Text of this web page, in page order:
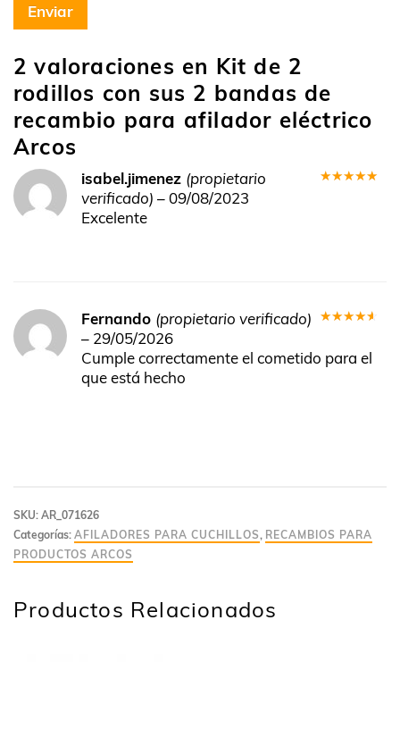
2 valoraciones en Kit de 2
rodillos con sus 2 bandas de
recambio para afilador eléctrico
Arcos
isabel.jimenez (propietario
verificado) –09/08/2023
Excelente
5
Fernando (propietario verificado)
– 29/05/2026
Cumple correctamente el cometido para el
que está hecho
SKU: AR_071626
Categorías: AFILADORES PARA CUCHILLOS, RECAMBIOS PARA
PRODUCTOS ARCOS
Productos Relacionados